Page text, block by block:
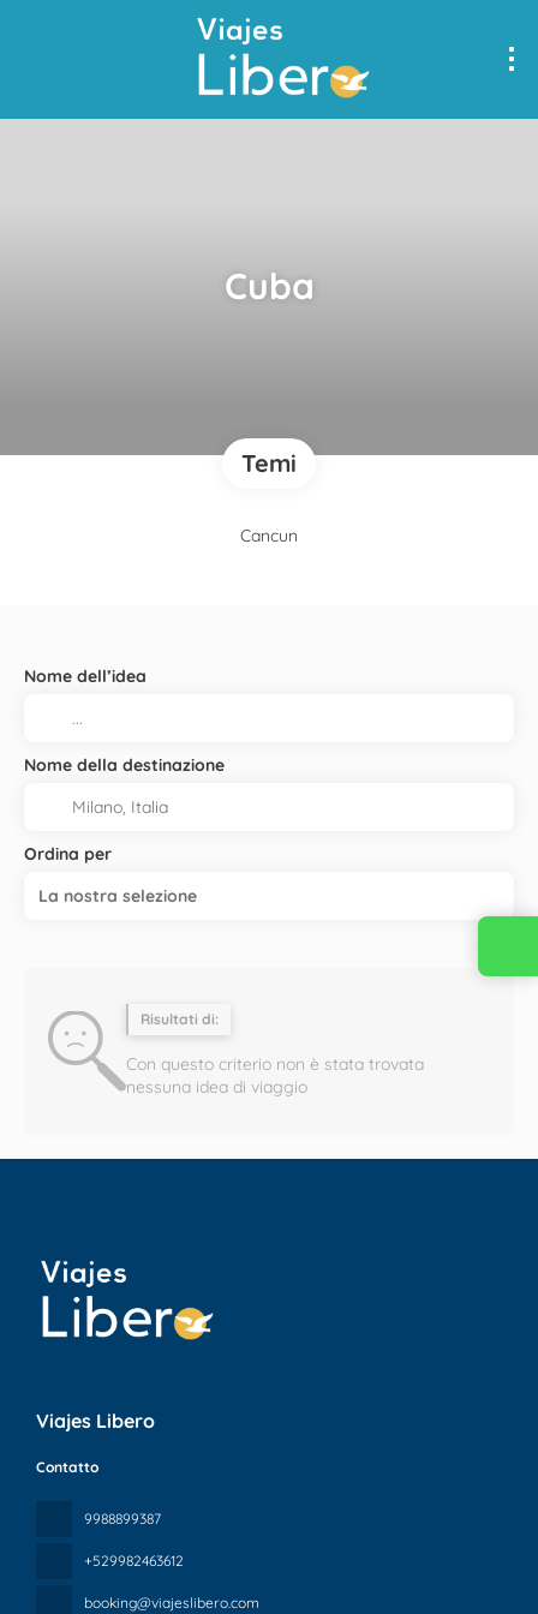
Cuba
Temi
Cancun
Nome dell’idea
Nome della destinazione
Ordina per
La nostra selezione
Risultati di:
Con questo criterio non è stata trovata
nessuna idea di viaggio
Viajes Libero
Contatto
9988899387
+529982463612
booking@viajeslibero.com